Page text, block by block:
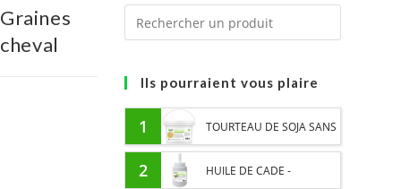
Ils pourraient vous plaire
1 TOURTEAU DE SOJA SANS
OGM - APPORT EN
2 HUILE DE CADE -